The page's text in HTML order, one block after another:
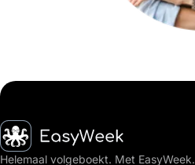
Startpagina
Helemaal volgeboekt. Met EasyWeek.